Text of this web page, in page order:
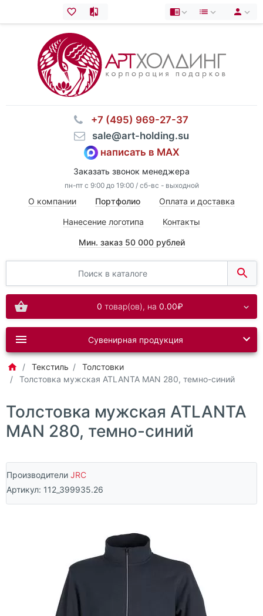
⠀+7 (495) 969-27-37
⠀sale@art-holding.su
написать в MAX
Заказать звонок менеджера
пн-пт с 9:00 до 19:00 / сб-вс - выходной
О компании Портфолио Оплата и доставка
Нанесение логотипа Контакты
Мин. заказ 50 000 рублей
0 товар(ов), на 0.00₽
Сувенирная продукция
Текстиль
Толстовки
Толстовка мужская ATLANTA MAN 280, темно-синий
Толстовка мужская ATLANTA
MAN 280, темно-синий
Производители JRC
Артикул: 112_399935.26